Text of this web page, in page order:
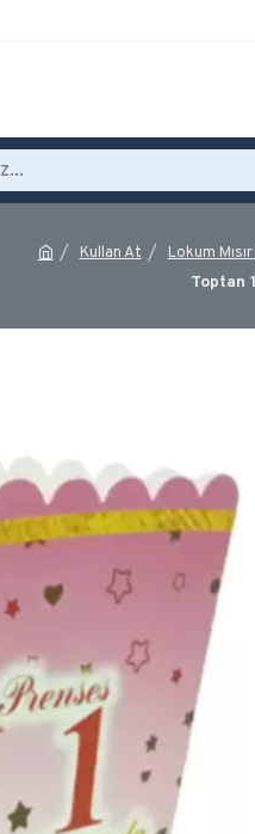
Kullan At Lokum
Toptan